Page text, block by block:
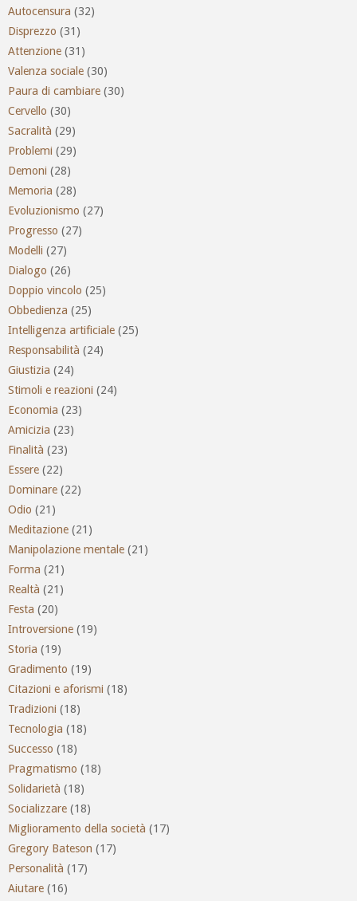
Autocensura (32)
Disprezzo (31)
Attenzione (31)
Valenza sociale (30)
Paura di cambiare (30)
Cervello (30)
Sacralità (29)
Problemi (29)
Demoni (28)
Memoria (28)
Evoluzionismo (27)
Progresso (27)
Modelli (27)
Dialogo (26)
Doppio vincolo (25)
Obbedienza (25)
Intelligenza artificiale (25)
Responsabilità (24)
Giustizia (24)
Stimoli e reazioni (24)
Economia (23)
Amicizia (23)
Finalità (23)
Essere (22)
Dominare (22)
Odio (21)
Meditazione (21)
Manipolazione mentale (21)
Forma (21)
Realtà (21)
Festa (20)
Introversione (19)
Storia (19)
Gradimento (19)
Citazioni e aforismi (18)
Tradizioni (18)
Tecnologia (18)
Successo (18)
Pragmatismo (18)
Solidarietà (18)
Socializzare (18)
Miglioramento della società (17)
Gregory Bateson (17)
Personalità (17)
Aiutare (16)